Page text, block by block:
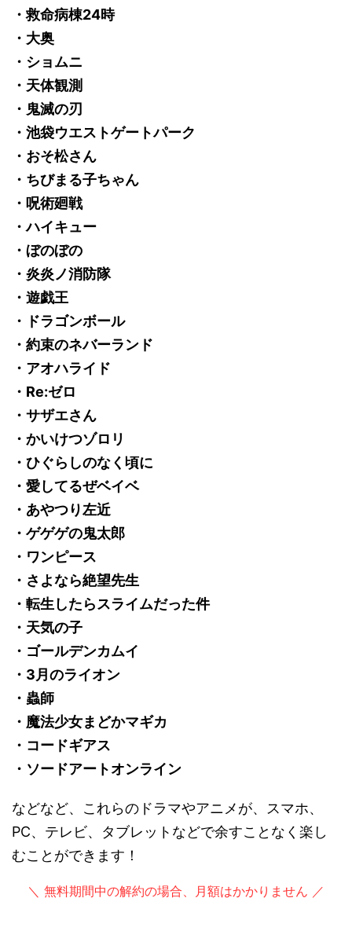
・救命病棟24時
・大奥
・ショムニ
・天体観測
・鬼滅の刃
・池袋ウエストゲートパーク
・おそ松さん
・ちびまる子ちゃん
・呪術廻戦
・ハイキュー
・ぼのぼの
・炎炎ノ消防隊
・遊戯王
・ドラゴンボール
・約束のネバーランド
・アオハライド
・Re:ゼロ
・サザエさん
・かいけつゾロリ
・ひぐらしのなく頃に
・愛してるぜベイベ
・あやつり左近
・ゲゲゲの鬼太郎
・ワンピース
・さよなら絶望先生
・転生したらスライムだった件
・天気の子
・ゴールデンカムイ
・3月のライオン
・蟲師
・魔法少女まどかマギカ
・コードギアス
・ソードアートオンライン
などなど、これらのドラマやアニメが、スマホ、
PC、テレビ、タブレットなどで余すことなく楽し
むことができます！
＼ 無料期間中の解約の場合、月額はかかりません ／